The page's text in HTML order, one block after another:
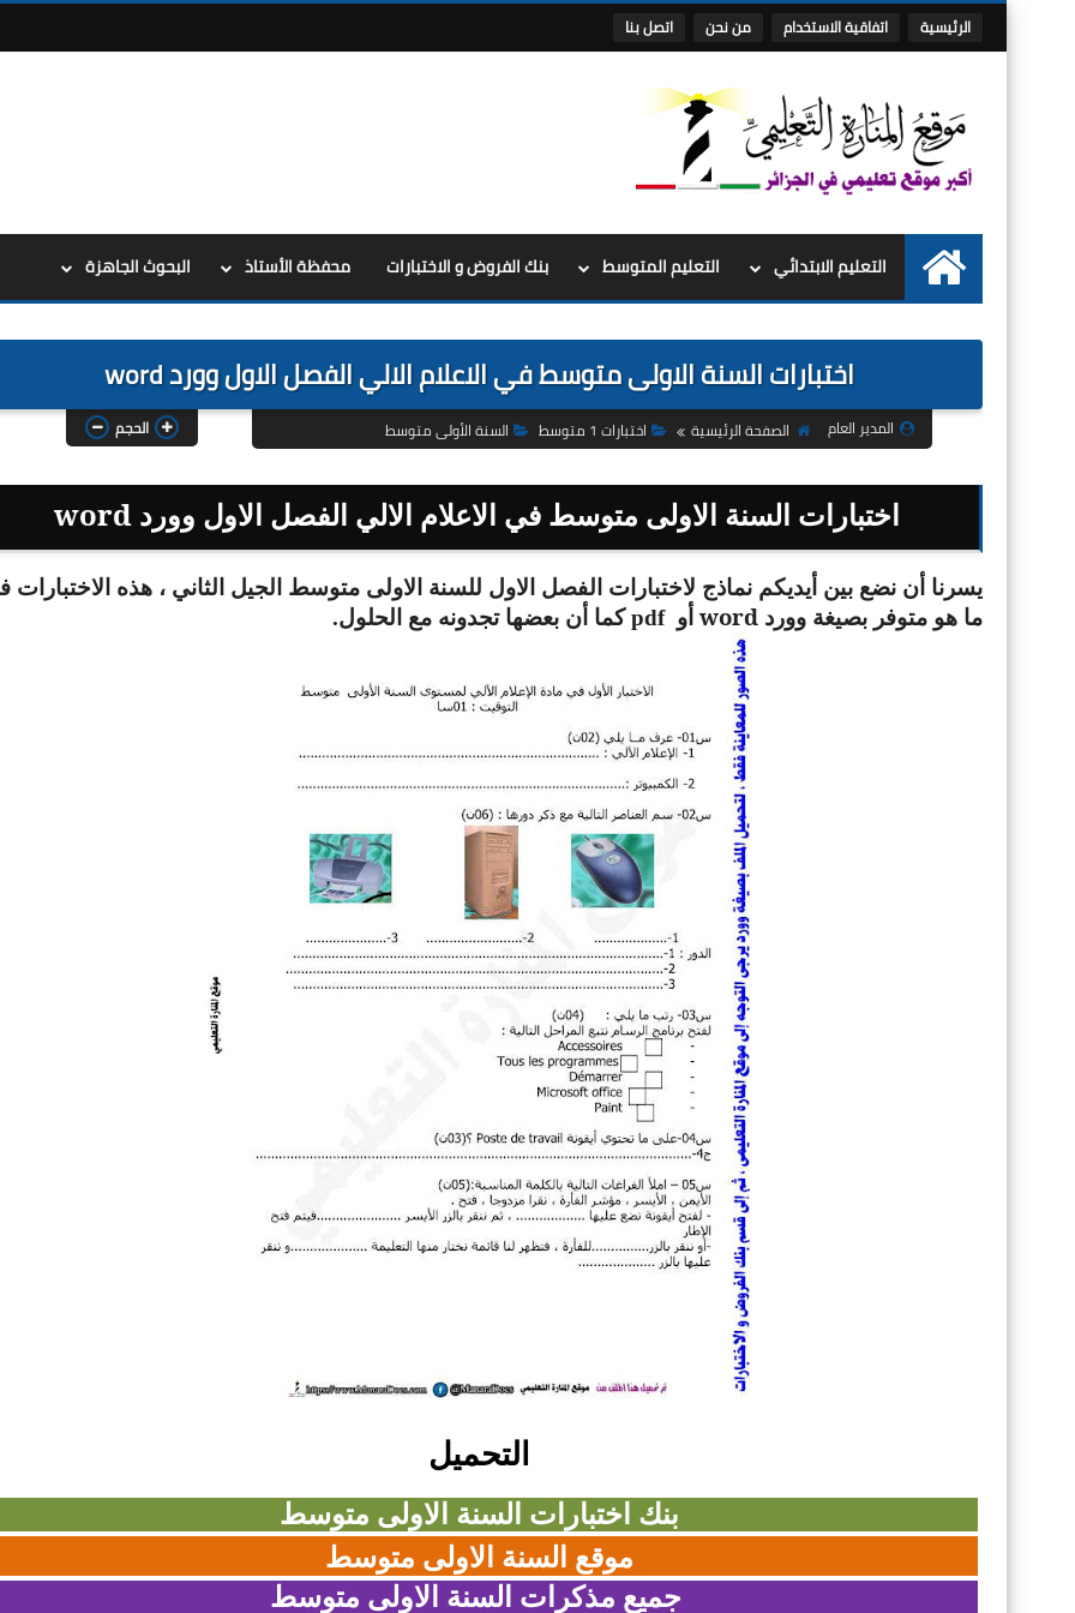
الرئيسية اتفاقية الاستخدام من نحن اتصل بنا
الرئيسية
التعليم الابتدائي التعليم المتوسط بنك الفروض و الاختبارات محفظة الأستاذ البحوث الجاهزة
اختبارات السنة الاولى متوسط في الاعلام الالي الفصل الاول وورد word
المدير العام الصفحة الرئيسية اختبارات 1 متوسط السنة الأولى متوسط الحجم
اختبارات السنة الاولى متوسط في الاعلام الالي الفصل الاول وورد word
يسرنا أن نضع بين أيديكم نماذج لاختبارات الفصل الاول للسنة الاولى متوسط الجيل الثاني ، هذه الاختبارات
ما هو متوفر بصيغة وورد word أو pdf كما أن بعضها تجدونه مع الحلول .
التحميل
بنك اختبارات السنة الاولى متوسط
موقع السنة الاولى متوسط
جميع مذكرات السنة الاولى متوسط